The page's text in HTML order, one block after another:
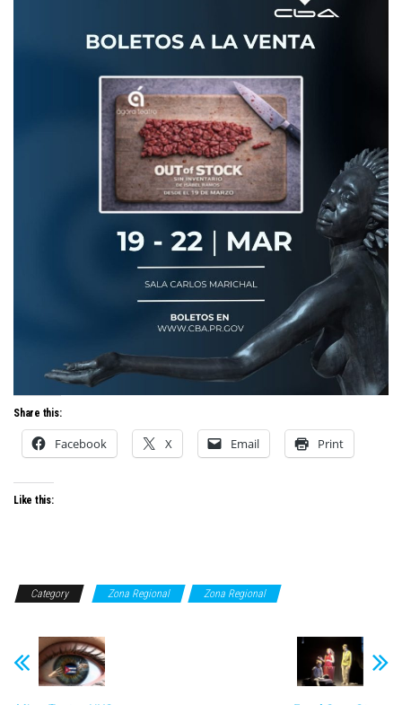
Share this:
Facebook X Email Print
Like this:
Category Zona Regional Zona Regional